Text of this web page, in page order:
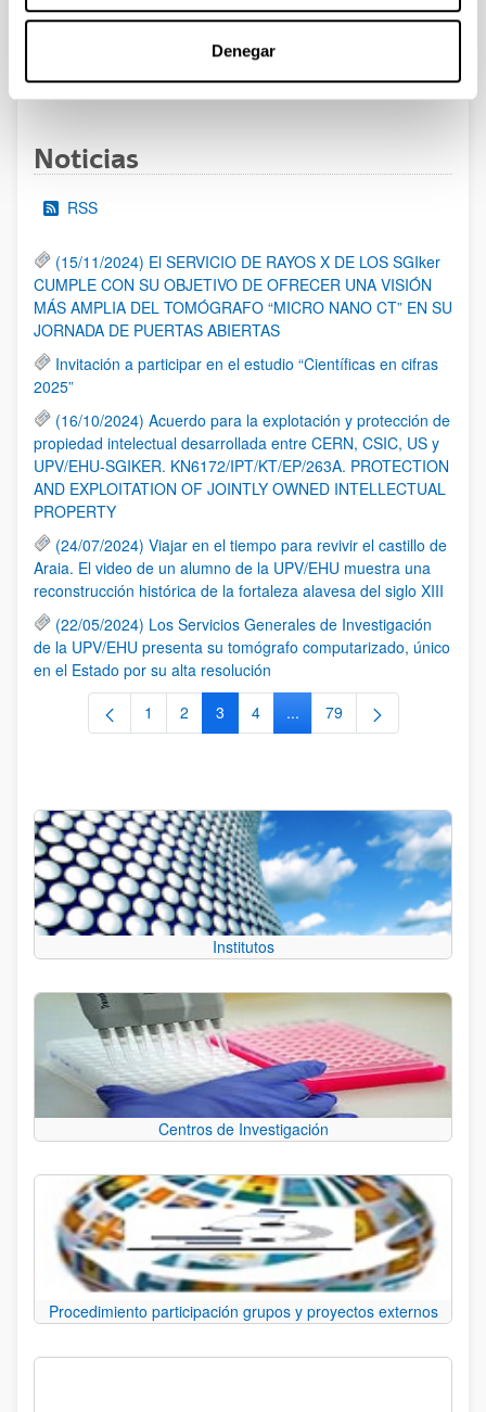
Denegar
al 30/07/2026 (ambos incluídos)
Página
1 Página
2 Página
3 ...Páginas intermedias Use TAB
Página
95
Noticias
RSS
(15/11/2024) El SERVICIO DE RAYOS X DE LOS SGIker
CUMPLE CON SU OBJETIVO DE OFRECER UNA VISIÓN
MÁS AMPLIA DEL TOMÓGRAFO “MICRO NANO CT” EN SU
JORNADA DE PUERTAS ABIERTAS
Invitación a participar en el estudio “Científicas en cifras
2025”
(16/10/2024) Acuerdo para la explotación y protección de
propiedad intelectual desarrollada entre CERN, CSIC, US y
UPV/EHU-SGIKER. KN6172/IPT/KT/EP/263A. PROTECTION
AND EXPLOITATION OF JOINTLY OWNED INTELLECTUAL
PROPERTY
(24/07/2024) Viajar en el tiempo para revivir el castillo de
Araia. El video de un alumno de la UPV/EHU muestra una
reconstrucción histórica de la fortaleza alavesa del siglo XIII
(22/05/2024) Los Servicios Generales de Investigación
de la UPV/EHU presenta su tomógrafo computarizado, único
en el Estado por su alta resolución
Página
1 Página
2 Página
3 Página
4 ...Páginas intermedias Use
Página
79
Institutos
Centros de Investigación
Procedimiento participación grupos y proyectos externos